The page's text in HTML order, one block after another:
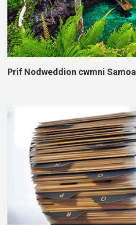
Prif Nodweddion cwmni Samoa